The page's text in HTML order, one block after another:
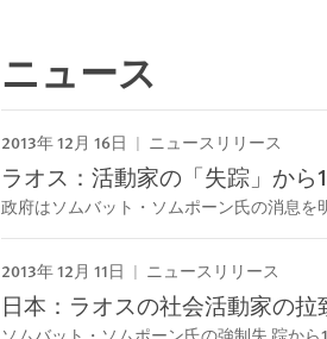
ニュース
2013年 12月 16日 ニュースリリース
ラオス：活動家の「失踪」か
政府はソムバット・ソムポーン氏の消息を
2013年 12月 11日 ニュースリリース
日本：ラオスの社会活動家の
ソムバット・ソムポーン氏の強制失 踪か